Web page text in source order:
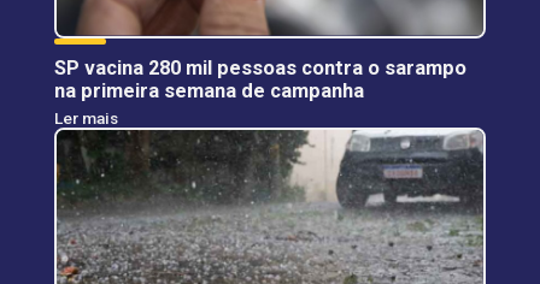
SP vacina 280 mil pessoas contra o sarampo
na primeira semana de campanha
Ler mais